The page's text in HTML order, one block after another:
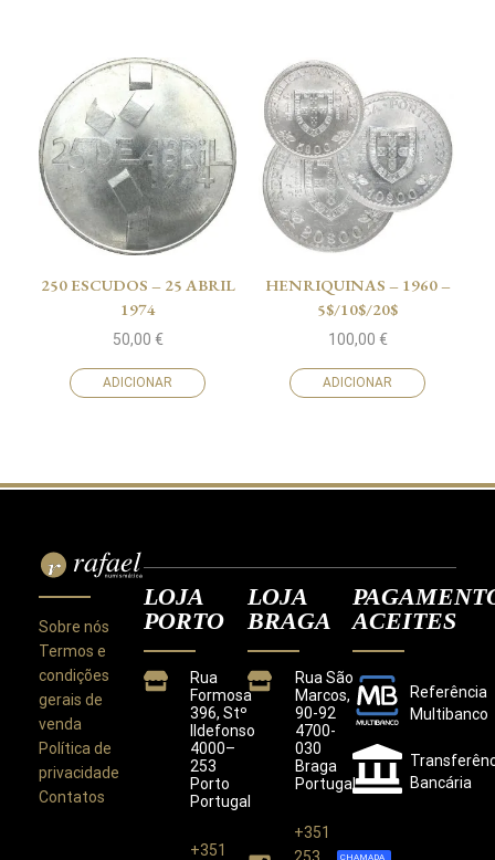
250 ESCUDOS – 25 ABRIL
1974
50,00 €
ADICIONAR
HENRIQUINAS – 1960 –
5$/10$/20$
100,00 €
ADICIONAR
Este site utiliza cookies para melhorar a sua
Sobre nós
Termos e
condições
gerais de
venda
Política de
privacidade
Contatos
LOJA
PORTO
Rua
Formosa
396, Stº
Ildefonso
4000–
253
Porto
Portugal
+351
LOJA
BRAGA
Rua São
Marcos,
90-92
4700-
030
Braga
Portugal
+351
CHAMADA
ACEITES
Referência
Multibanco
Bancária